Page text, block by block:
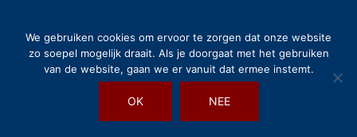
We gebruiken cookies om ervoor te zorgen dat onze website
zo soepel mogelijk draait. Als je doorgaat met het gebruiken
van de website, gaan we er vanuit dat ermee instemt.
OK NEE